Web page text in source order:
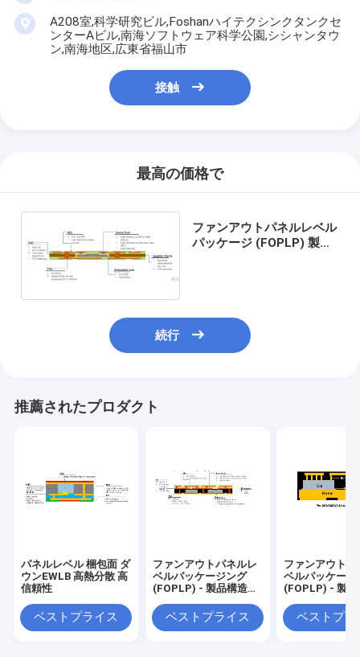
A208室,科学研究ビル,Foshanハイテクシンクタンクセ
ンターAビル,南海ソフトウェア科学公園,シシャンタウ
ン,南海地区,広東省福山市
接触
最高の価格で
ファンアウトパネルレベル
パッケージ (FOPLP) 製品
続行
推薦されたプロダクト
パネルレベル 梱包面 ダ
ウンEWLB 高熱分散 高
信頼性
ベストプライス
ファンアウトパネルレ
ベルパッケージング
(FOPLP) - 製品構造
ンドボール
ベストプライス
ファンアウトパ
ベルパッケージ
(FOPLP) - 製品
ーバム
ベストプラ